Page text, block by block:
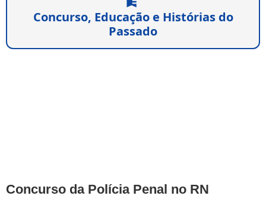
Concurso, Educação e Histórias do
Passado
Concurso da Polícia Penal no RN